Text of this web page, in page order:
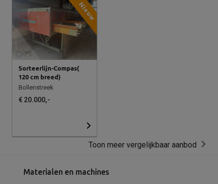
Nieuw
Sorteerlijn-Compas(
120 cm breed)
Bollenstreek
€ 20.000,-
Toon meer vergelijkbaar aanbod
Materialen en machines